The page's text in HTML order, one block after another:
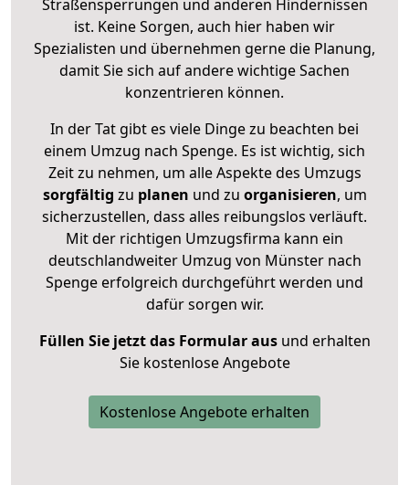
Straßensperrungen und anderen Hindernissen
ist. Keine Sorgen, auch hier haben wir
Spezialisten und übernehmen gerne die Planung,
damit Sie sich auf andere wichtige Sachen
konzentrieren können.
In der Tat gibt es viele Dinge zu beachten bei
einem Umzug nach Spenge. Es ist wichtig, sich
Zeit zu nehmen, um alle Aspekte des Umzugs
sorgfältig zu planen und zu organisieren, um
sicherzustellen, dass alles reibungslos verläuft.
Mit der richtigen Umzugsfirma kann ein
deutschlandweiter Umzug von Münster nach
Spenge erfolgreich durchgeführt werden und
dafür sorgen wir.
Füllen Sie jetzt das Formular ausund erhalten
Sie kostenlose Angebote
Kostenlose Angebote erhalten